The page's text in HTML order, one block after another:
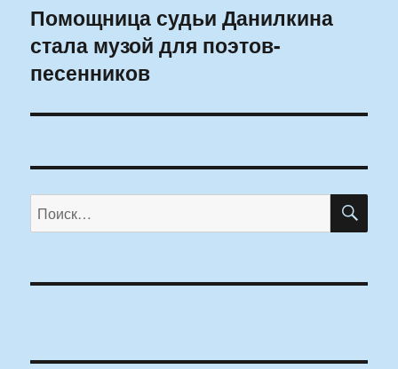
Следующая
запись:
Помощница судьи Данилкина
стала музой для поэтов-
песенников
Искать: